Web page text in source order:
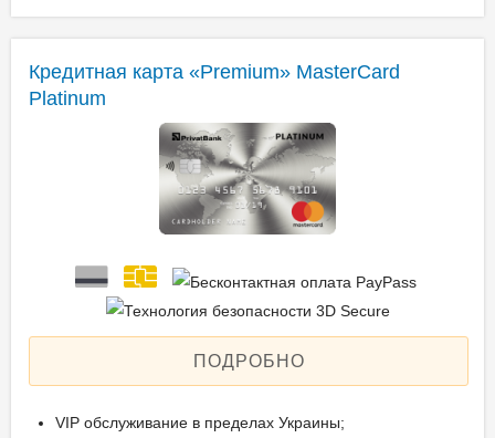
Кредитная карта «Premium» MasterCard
Platinum
ПОДРОБНО
VIP обслуживание в пределах Украины;